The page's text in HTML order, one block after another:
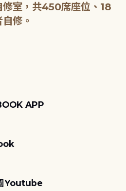
修室，共450席座位、18
修。
APP
Youtube